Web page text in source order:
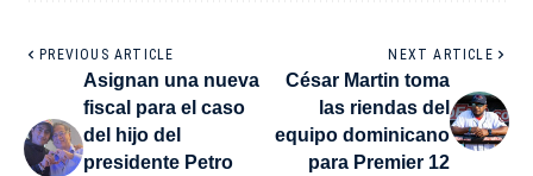
PREVIOUS ARTICLE
Asignan una nueva
fiscal para el caso
del hijo del
presidente Petro
NEXT ARTICLE
César Martin toma
las riendas del
equipo dominicano
para Premier 12